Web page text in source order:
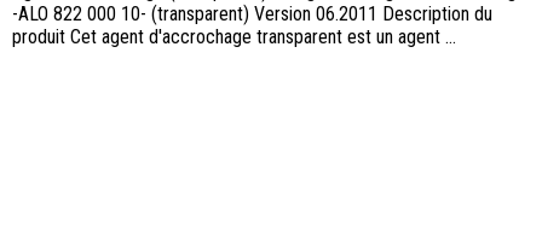
-ALO 822 000 10- (transparent) Version 06.2011 Description du
produit Cet agent d'accrochage transparent est un agent ...